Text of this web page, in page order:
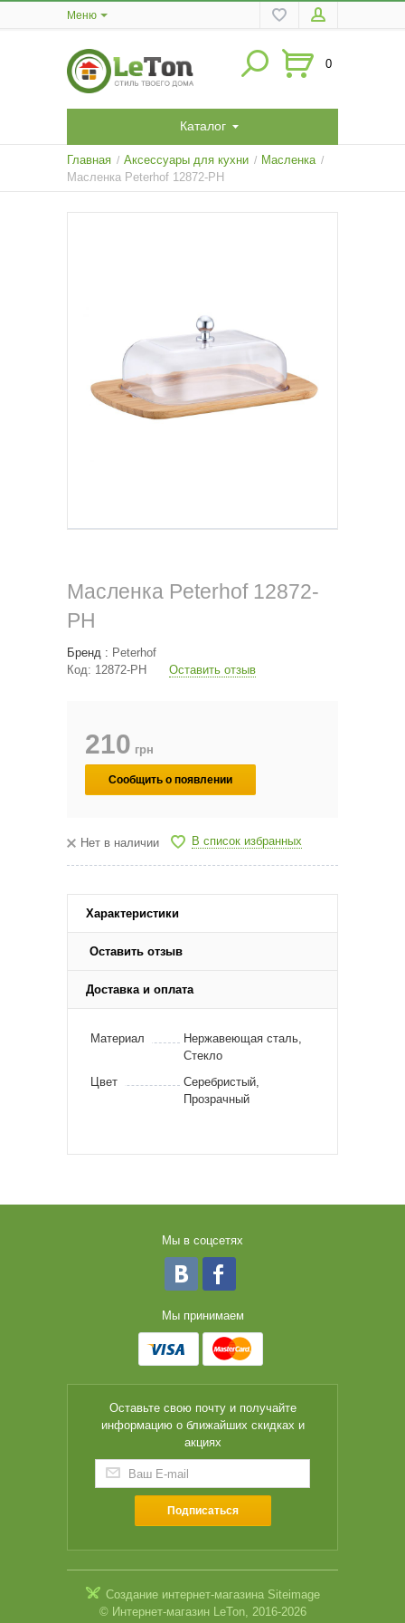
Меню
0
Каталог
Главная / Аксессуары для кухни / Масленка /
Масленка Peterhof 12872-PH
Масленка Peterhof 12872-
PH
Бренд : Peterhof
Код: 12872-PH Оставить отзыв
210 грн
Сообщить о появлении
Нет в наличии В список избранных
Характеристики
Оставить отзыв
Доставка и оплата
Материал
Нержавеющая сталь,
Стекло
Цвет
Серебристый,
Прозрачный
Мы в соцсетях
Мы принимаем
Оставьте свою почту и получайте
информацию о ближайших скидках и
акциях
Подписаться
Создание интернет-магазинаSiteimage
© Интернет-магазин LeTon, 2016-2026